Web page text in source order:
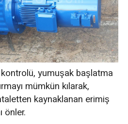
yumuşak başlatma
mümkün kılarak,
kaynaklanan erimiş
önler.